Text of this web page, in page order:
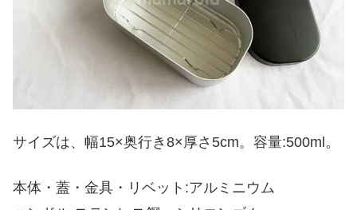
サイズは、幅15×奥行き8×厚さ5cm。容量:500ml。
本体・蓋・金具・リベット:アルミニウム